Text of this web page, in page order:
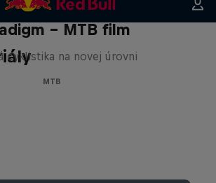
- MTB film
cyklistika na novej úrovni
MTB